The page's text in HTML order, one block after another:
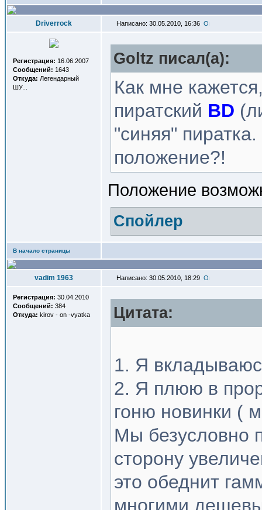
Driverrock Написано: 30.05.2010, 16:36
Регистрация: 16.06.2007
Сообщений: 1643
Откуда: Легендарный
ШУ...
Goltz писал(a):
Как мне
пиратский BD
"синяя"
положение?!
Положение
Спойлер
В начало страницы
vadim 1963 Написано: 30.05.2010, 18:29
Регистрация: 30.04.2010
Сообщений: 384
Откуда: kirov - on -vyatka Цитата:
1. Я
2. Я плюю в
гоню новинки (
Мы безусловно
сторону
это обеднит
многими